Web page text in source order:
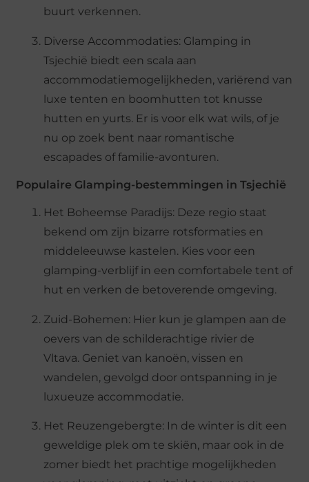
buurt verkennen.
Diverse Accommodaties: Glamping in
Tsjechië biedt een scala aan
accommodatiemogelijkheden, variërend van
luxe tenten en boomhutten tot knusse
hutten en yurts. Er is voor elk wat wils, of je
nu op zoek bent naar romantische
escapades of familie-avonturen.
Populaire Glamping-bestemmingen in Tsjechië
Het Boheemse Paradijs: Deze regio staat
bekend om zijn bizarre rotsformaties en
middeleeuwse kastelen. Kies voor een
glamping-verblijf in een comfortabele tent of
hut en verken de betoverende omgeving.
Zuid-Bohemen: Hier kun je glampen aan de
oevers van de schilderachtige rivier de
Vltava. Geniet van kanoën, vissen en
wandelen, gevolgd door ontspanning in je
luxueuze accommodatie.
Het Reuzengebergte: In de winter is dit een
geweldige plek om te skiën, maar ook in de
zomer biedt het prachtige mogelijkheden